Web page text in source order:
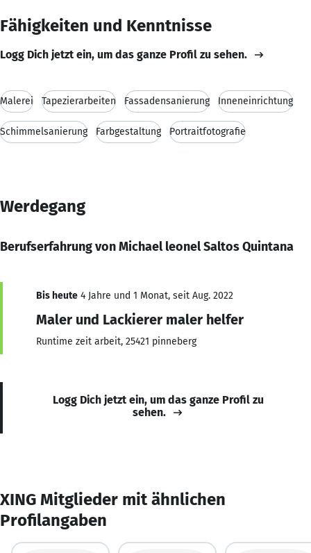
Fähigkeiten und Kenntnisse
Logg Dich jetzt ein, um das ganze Profil zu sehen.
Malerei Tapezierarbeiten Fassadensanierung Inneneinrichtung
Schimmelsanierung Farbgestaltung Portraitfotografie
Werdegang
Berufserfahrung von Michael leonel Saltos Quintana
Bis heute 4 Jahre und 1 Monat, seit Aug. 2022
Maler und Lackierer maler helfer
Runtime zeit arbeit, 25421 pinneberg
Logg Dich jetzt ein, um das ganze Profil zu
sehen.
XING Mitglieder mit ähnlichen
Profilangaben